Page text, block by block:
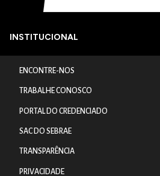
INSTITUCIONAL
ENCONTRE-NOS
TRABALHE CONOSCO
PORTAL DO CREDENCIADO
SAC DO SEBRAE
TRANSPARÊNCIA
PRIVACIDADE